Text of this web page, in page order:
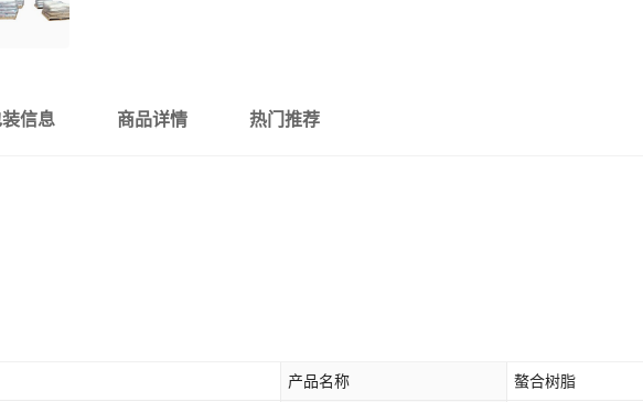
信息 商品详情 热门推荐
产品名称 螯合树脂